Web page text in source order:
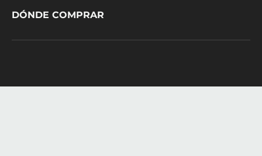
DÓNDE COMPRAR